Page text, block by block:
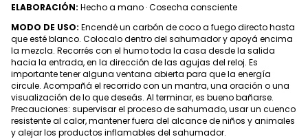
ELABORACIÓN: Hecho a mano · Cosecha consciente
MODO DE USO: Encendé un carbón de coco a fuego directo hasta
que esté blanco. Colocalo dentro del sahumador y apoyá encima
la mezcla. Recorrés con el humo toda la casa desde la salida
hacia la entrada, en la dirección de las agujas del reloj. Es
importante tener alguna ventana abierta para que la energía
circule. Acompañá el recorrido con un mantra, una oración o una
visualización de lo que deseás. Al terminar, es bueno bañarse.
Precauciones: supervisar el proceso de sahumado, usar un cuenco
resistente al calor, mantener fuera del alcance de niños y animales
y alejar los productos inflamables del sahumador.